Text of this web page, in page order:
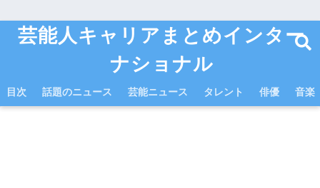
芸能人キャリアまとめインター
ナショナル
目次 話題のニュース 芸能ニュース タレント 俳優 音楽